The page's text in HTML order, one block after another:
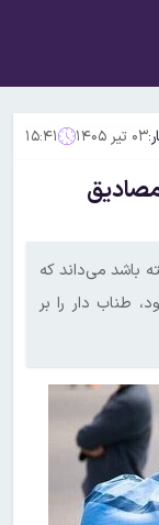
۰۳ تیر ۱۴۰۵ ۱۵:۴۱
باشد می‌داند که
طناب دار را بر